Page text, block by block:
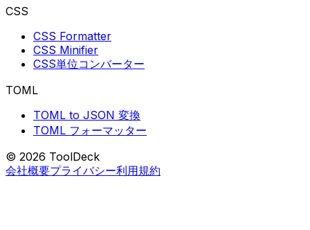
CSS
CSS Formatter
CSS Minifier
CSS単位コンバーター
TOML
TOML to JSON 変換
TOML フォーマッター
© 2026 ToolDeck
会社概要プライバシー利用規約